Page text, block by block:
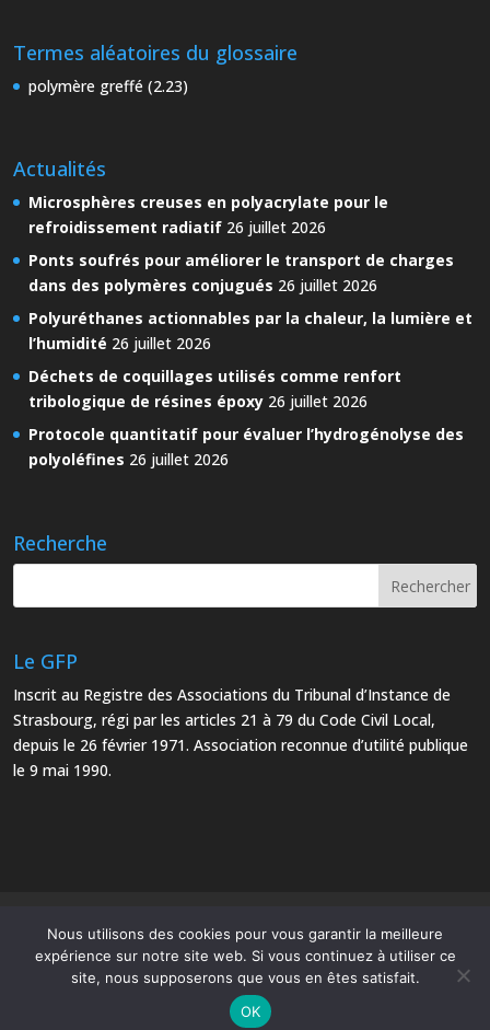
Termes aléatoires du glossaire
polymère greffé (2.23)
Actualités
Microsphères creuses en polyacrylate pour le
refroidissement radiatif 26 juillet 2026
Ponts soufrés pour améliorer le transport de charges
dans des polymères conjugués 26 juillet 2026
Polyuréthanes actionnables par la chaleur, la lumière et
l’humidité 26 juillet 2026
Déchets de coquillages utilisés comme renfort
tribologique de résines époxy 26 juillet 2026
Protocole quantitatif pour évaluer l’hydrogénolyse des
polyoléfines 26 juillet 2026
Recherche
Le GFP
Inscrit au Registre des Associations du Tribunal d’Instance de
Strasbourg, régi par les articles 21 à 79 du Code Civil Local,
depuis le 26 février 1971. Association reconnue d’utilité publique
le 9 mai 1990.
Le Groupe Français d’Études et d’Applications des Polymères
Nous utilisons des cookies pour vous garantir la meilleure
expérience sur notre site web. Si vous continuez à utiliser ce
site, nous supposerons que vous en êtes satisfait.
OK